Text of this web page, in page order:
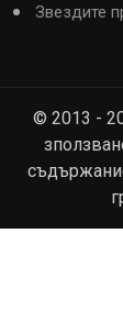
Звездите
© 2013 -